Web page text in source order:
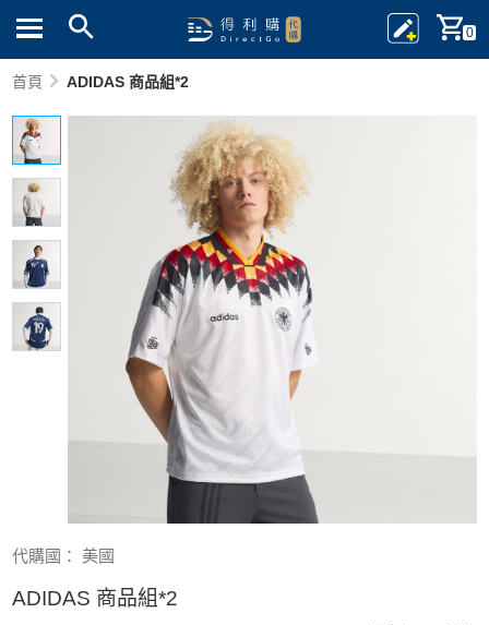
0
首頁 ADIDAS 商品組*2
代購國： 美國
ADIDAS 商品組*2